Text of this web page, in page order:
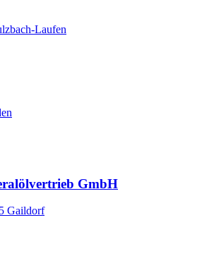
Laufen
GmbH
Gaildorf